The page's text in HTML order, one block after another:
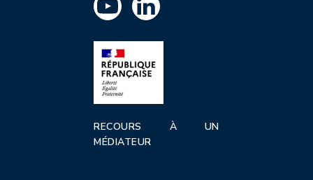
RECOURS À UN
MÉDIATEUR